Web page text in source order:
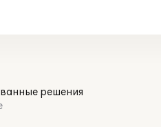
решения